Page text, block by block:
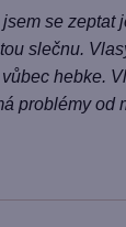
se zeptat
slečnu.
hebke.
problémy od